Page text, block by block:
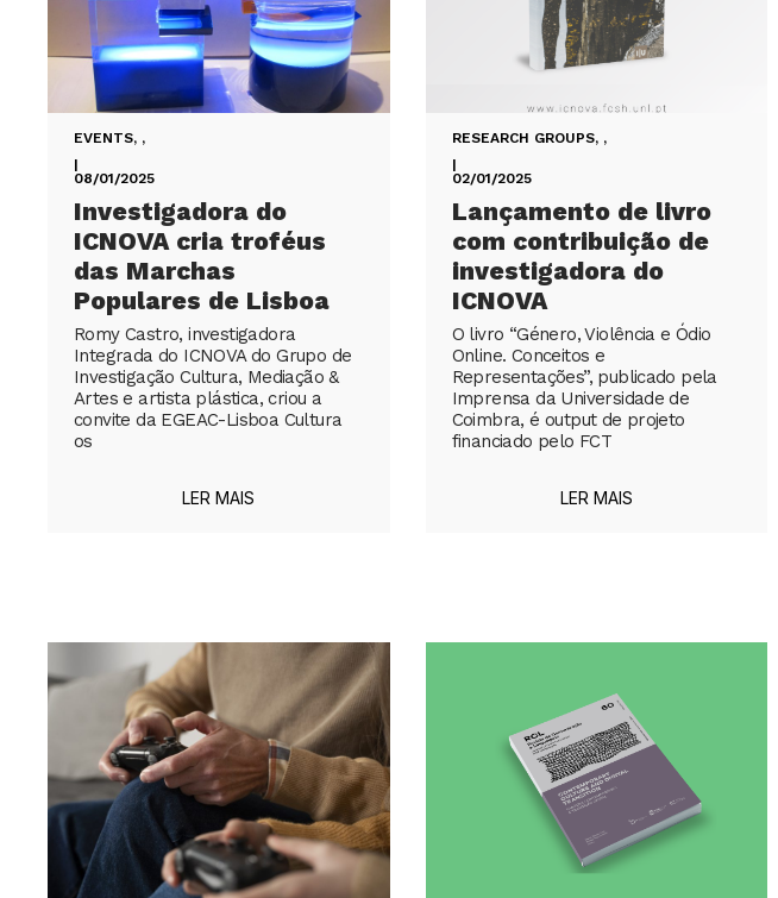
EVENTS, ,
|
08/01/2025
Investigadora do
ICNOVA cria troféus
das Marchas
Populares de Lisboa
Romy Castro, investigadora
Integrada do ICNOVA do Grupo de
Investigação Cultura, Mediação &
Artes e artista plástica, criou a
convite da EGEAC-Lisboa Cultura
os
LER MAIS
RESEARCH GROUPS, ,
|
02/01/2025
Lançamento de livro
com contribuição de
investigadora do
ICNOVA
O livro “Género, Violência e Ódio
Online. Conceitos e
Representações”, publicado pela
Imprensa da Universidade de
Coimbra, é output de projeto
financiado pelo FCT
LER MAIS